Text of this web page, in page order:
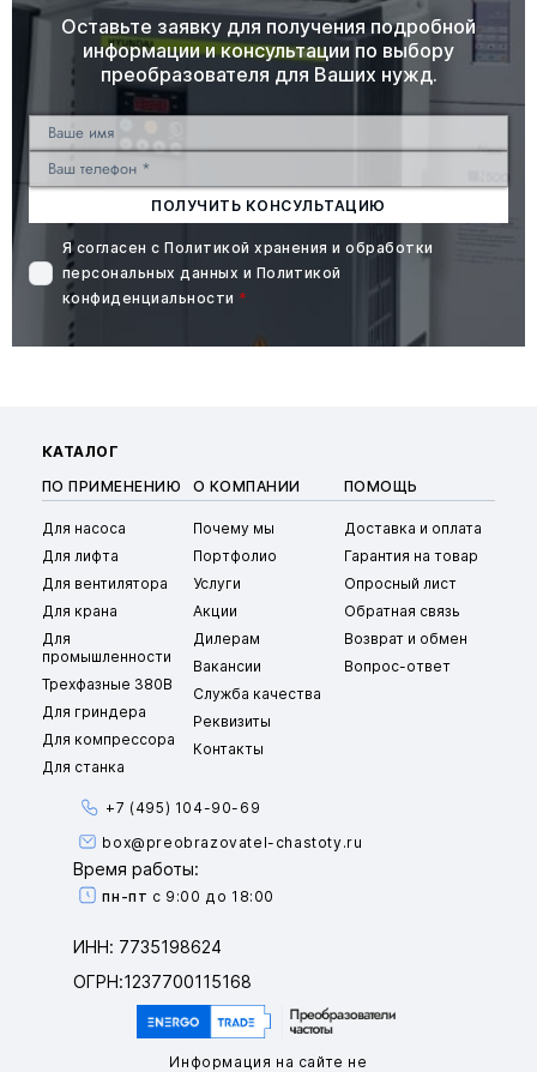
Оставьте заявку для получения подробной
информации и консультации по выбору
преобразователя для Ваших нужд.
ПОЛУЧИТЬ КОНСУЛЬТАЦИЮ
Я согласен сПолитикой хранения и обработки
персональных данных и Политикой
конфиденциальности *
КАТАЛОГ
ПО ПРИМЕНЕНИЮ
Для насоса
Для лифта
Для вентилятора
Для крана
Для
промышленности
Трехфазные 380В
Для гриндера
Для компрессора
Для станка
О КОМПАНИИ
Почему мы
Портфолио
Услуги
Акции
Дилерам
Вакансии
Служба качества
Реквизиты
Контакты
ПОМОЩЬ
Доставка и оплата
Гарантия на товар
Опросный лист
Обратная связь
Возврат и обмен
Вопрос-ответ
+7 (495) 104-90-69
box@preobrazovatel-chastoty.ru
Время работы:
пн-пт с 9:00 до 18:00
ИНН: 7735198624
ОГРН:1237700115168
Информация на сайте не